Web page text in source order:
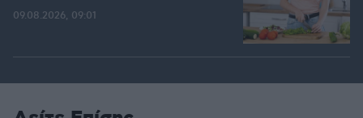
09.08.2026, 09:01